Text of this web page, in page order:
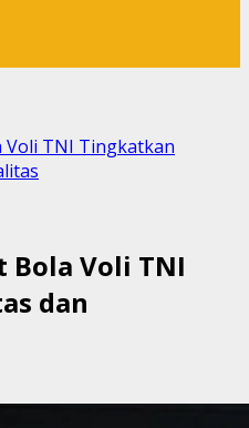
Voli TNI Tingkatkan
Bola Voli TNI
dan